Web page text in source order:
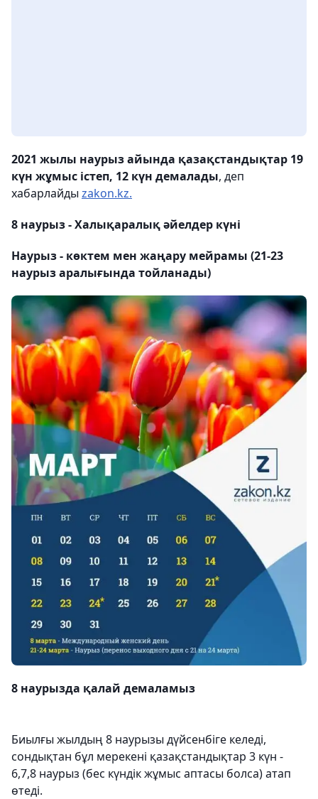
2021 жылы наурыз айында қазақстандықтар 19
күн жұмыс істеп, 12 күн демалады, деп
хабарлайды zakon.kz.
8 наурыз - Халықаралық әйелдер күні
Наурыз - көктем мен жаңару мейрамы (21-23
наурыз аралығында тойланады)
8 наурызда қалай демаламыз
Биылғы жылдың 8 наурызы дүйсенбіге келеді,
сондықтан бұл мерекені қазақстандықтар 3 күн -
6,7,8 наурыз (бес күндік жұмыс аптасы болса) атап
өтеді.